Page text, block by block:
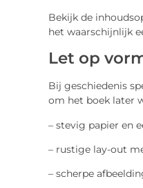
Bekijk de
het waarschijnlijk
Let op
Bij geschiedenis
om het boek later
– stevig papier en
– rustige lay-out
– scherpe